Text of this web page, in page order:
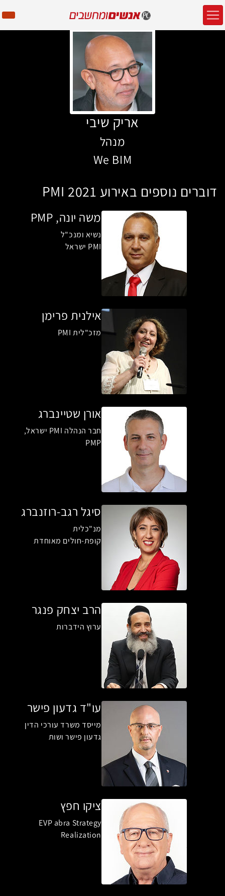
אריק שיבי
מנהל
We BIM
דוברים נוספים באירוע PMI 2021
משה יונה, PMP
נשיא ומנכ"ל
PMI ישראל
אילנית פרימן
מזכ"לית PMI
אורן שטיינברג
חבר הנהלה PMI ישראל,
PMP
סיגל רגב-רוזנברג
מנ"כלית
קופת-חולים מאוחדת
הרב יצחק פנגר
ערוץ הידברות
עו"ד גדעון פישר
מייסד משרד עורכי הדין
גדעון פישר ושות
ציקו חפץ
EVP abra Strategy
Realization